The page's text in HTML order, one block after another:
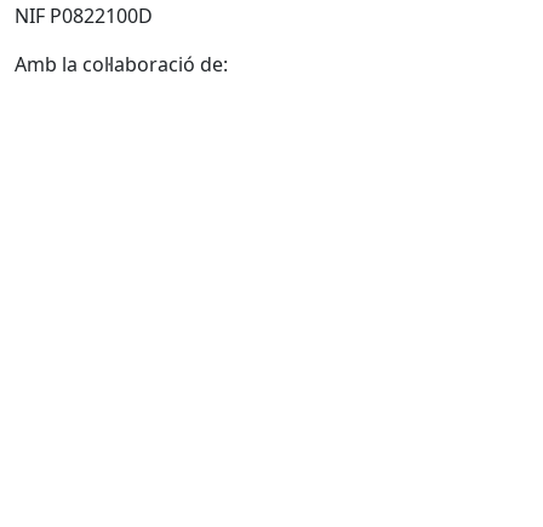
NIF P0822100D
Amb la col·laboració de: